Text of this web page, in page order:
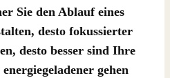
Sie den Ablauf eines
desto fokussierter
desto besser sind Ihre
gehen